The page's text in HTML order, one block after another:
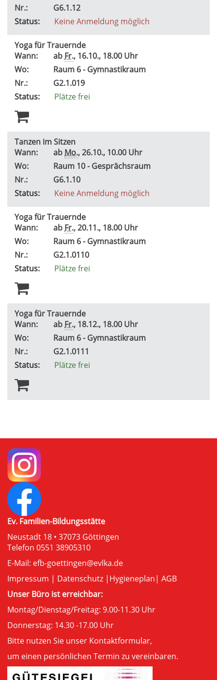
Nr.:
G6.1.12
Status:
Keine Anmeldung möglich
Yoga für Trauernde
Wann:
ab Fr., 16.10., 18.00 Uhr
Wo:
Raum 6 - Gymnastikraum
Nr.:
G2.1.019
Status:
Plätze frei
Tanzen im Sitzen
Wann:
ab Mo., 26.10., 10.00 Uhr
Wo:
Raum 10 - Gesprächsraum
Nr.:
G6.1.10
Status:
Keine Anmeldung möglich
Yoga für Trauernde
Wann:
ab Fr., 20.11., 18.00 Uhr
Wo:
Raum 6 - Gymnastikraum
Nr.:
G2.1.0110
Status:
Plätze frei
Yoga für Trauernde
Wann:
ab Fr., 18.12., 18.00 Uhr
Wo:
Raum 6 - Gymnastikraum
Nr.:
G2.1.0111
Status:
Plätze frei
Ev. Familien-Bildungsstätte
Neustadt 18 • 37073 Göttingen
Telefon 0551 38905310
E-Mail: efb-goettingen@evlka.de
Impressum | Datenschutz | Hygieneplan| AGB
Unser Büro ist erreichbar:
Montag/Dienstag/Freitag: 9.00-11.30 Uhr
Donnerstag: 14.30 -17.00 Uhr
Bitte nutzen Sie unser Kontaktformular,
um einen persönlichen Termin zu vereinbaren.